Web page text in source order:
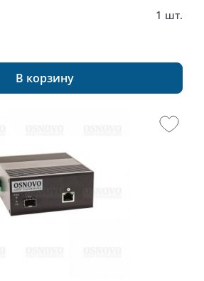
1 шт.
В корзину